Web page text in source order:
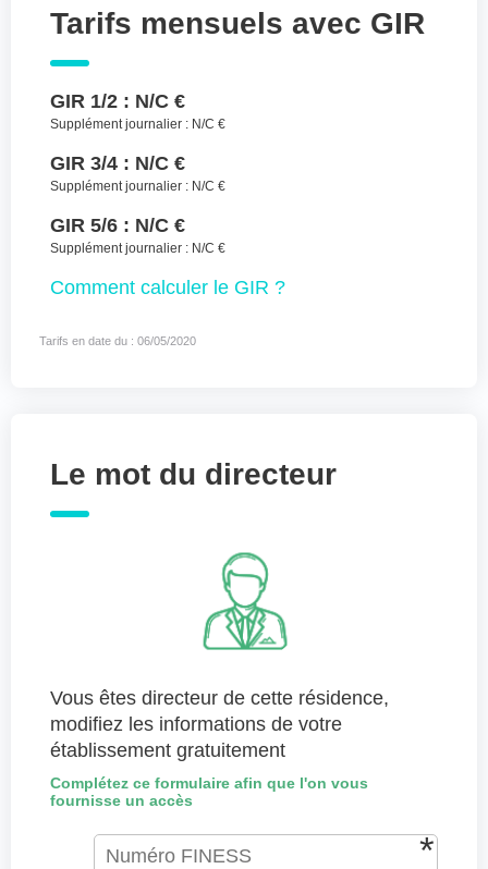
Tarifs mensuels avec GIR
GIR 1/2 : N/C €
Supplément journalier : N/C €
GIR 3/4 : N/C €
Supplément journalier : N/C €
GIR 5/6 : N/C €
Supplément journalier : N/C €
Comment calculer le GIR ?
Tarifs en date du : 06/05/2020
Le mot du directeur
Vous êtes directeur de cette résidence,
modifiez les informations de votre
établissement gratuitement
Complétez ce formulaire afin que l'on vous
fournisse un accès